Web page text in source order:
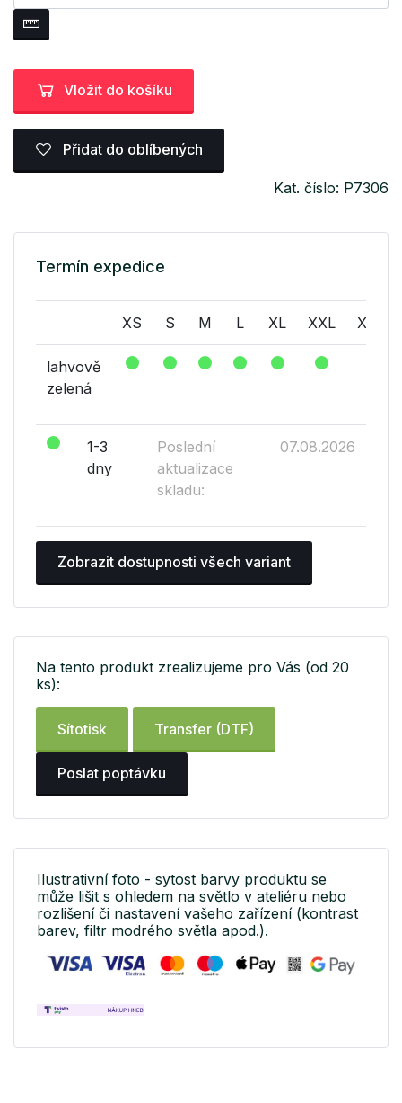
Vložit do košíku
Přidat do oblíbených
Kat. číslo: P7306
Termín expedice
XS S M L XL XXL XXXL
lahvově
zelená
1-3
dny
Poslední
aktualizace
skladu:
07.08.2026
Zobrazit dostupnosti všech variant
Na tento produkt zrealizujeme pro Vás (od 20
ks):
Sítotisk Transfer (DTF)
Poslat poptávku
Ilustrativní foto - sytost barvy produktu se
může lišit s ohledem na světlo v ateliéru nebo
rozlišení či nastavení vašeho zařízení (kontrast
barev, filtr modrého světla apod.).